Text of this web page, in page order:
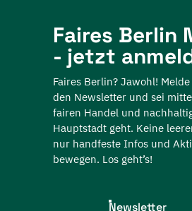
Faires Berlin
- jetzt
Faires Berlin? Jawohl!
den Newsletter und sei
fairen Handel und
Hauptstadt geht. Keine
nur handfeste Infos und
bewegen. Los geht’s!
Newsletter